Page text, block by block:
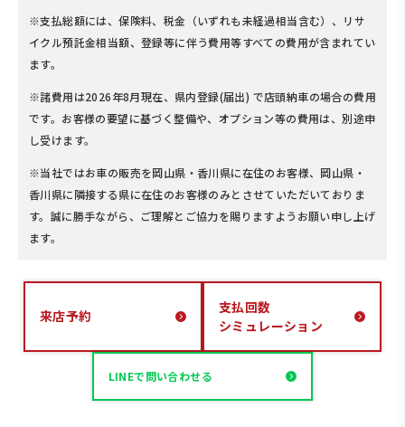
※支払総額には、保険料、税金（いずれも未経過相当含む）、リサ
イクル預託金相当額、登録等に伴う費用等すべての費用が含まれてい
ます。
※諸費用は2026年8月現在、県内登録(届出) で店頭納車の場合の費用
です。お客様の要望に基づく整備や、オプション等の費用は、別途申
し受けます。
※当社ではお車の販売を岡山県・香川県に在住のお客様、岡山県・
香川県に隣接する県に在住のお客様のみとさせていただいておりま
す。誠に勝手ながら、ご理解とご協力を賜りますようお願い申し上げ
ます。
来店予約
支払回数
シミュレーション
LINEで問い合わせる